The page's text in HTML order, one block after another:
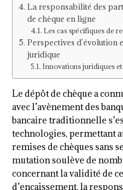
La responsabilité des
de chèque en ligne
Les cas spécifiques de
Perspectives d’évolution
juridique
Innovations juridiques
Le dépôt de chèque a
avec l’avènement des
bancaire traditionnelle
technologies, permettant
remises de chèques sans
mutation soulève de
concernant la validité de
d’encaissement, la